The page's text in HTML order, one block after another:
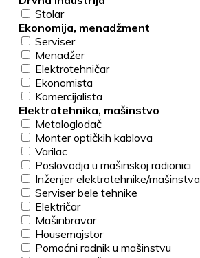
Stolar
Ekonomija, menadžment
Serviser
Menadžer
Elektrotehničar
Ekonomista
Komercijalista
Elektrotehnika, mašinstvo
Metaloglodač
Monter optičkih kablova
Varilac
Poslovodja u mašinskoj radionici
Inženjer elektrotehnike/mašinstva
Serviser bele tehnike
Električar
Mašinbravar
Housemajstor
Pomoćni radnik u mašinstvu